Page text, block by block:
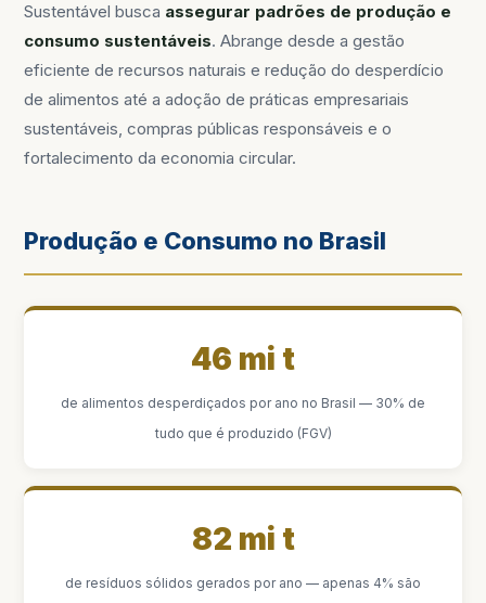
Sustentável busca assegurar padrões de produção e
consumo sustentáveis. Abrange desde a gestão
eficiente de recursos naturais e redução do desperdício
de alimentos até a adoção de práticas empresariais
sustentáveis, compras públicas responsáveis e o
fortalecimento da economia circular.
Produção e Consumo no Brasil
46 mi t
de alimentos desperdiçados por ano no Brasil — 30% de
tudo que é produzido (FGV)
82 mi t
de resíduos sólidos gerados por ano — apenas 4% são